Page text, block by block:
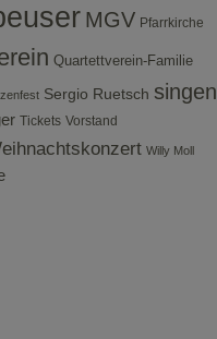
MGV Pfarrkirche
Quartettverein-Familie
Sergio Ruetsch singen
Tickets Vorstand
Willy Moll